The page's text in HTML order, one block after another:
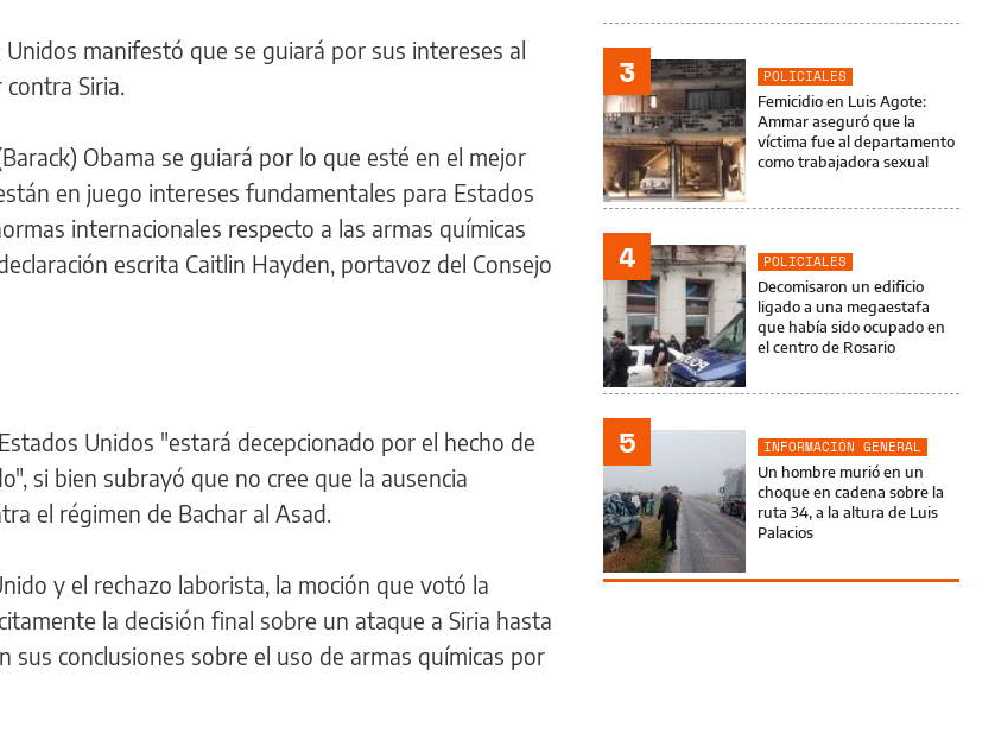
manifestó que se guiará por sus intereses al
Siria.
Obama se guiará por lo que esté en el mejor
en juego intereses fundamentales para Estados
internacionales respecto a las armas químicas
escrita Caitlin Hayden, portavoz del Consejo
Unidos "estará decepcionado por el hecho de
si bien subrayó que no cree que la ausencia
el régimen de Bachar al Asad.
y el rechazo laborista, la moción que votó la
la decisión final sobre un ataque a Siria hasta
sus conclusiones sobre el uso de armas químicas por
3
POLICIALES
Femicidio en Luis Agote:
Ammar aseguró que la
víctima fue al departamento
como trabajadora sexual
4
POLICIALES
Decomisaron un edificio
ligado a una megaestafa
que había sido ocupado en
el centro de Rosario
5
INFORMACIÓN GENERAL
Un hombre murió en un
choque en cadena sobre la
ruta 34, a la altura de Luis
Palacios